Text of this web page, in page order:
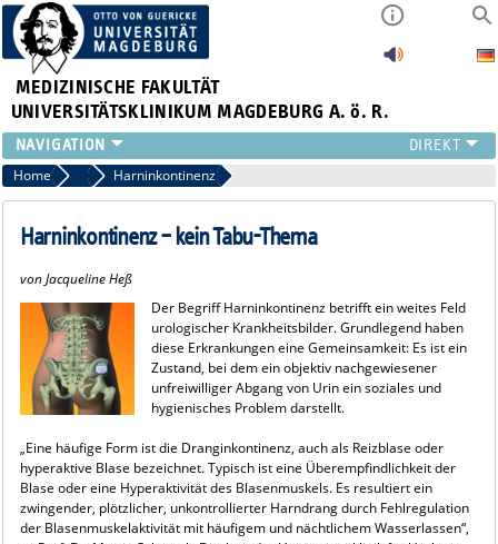
MEDIZINISCHE FAKULTÄT
UNIVERSITÄTSKLINIKUM MAGDEBURG A. ö. R.
INSTITUTE
KLINIKEN
ZENTRALE EINRICHTUNGEN
PRESSE
ÜBER UNS
INTERNATIONAL
INTRANET
Home Ratgeber Gesundheit
Harninkontinenz
Harninkontinenz – kein Tabu-Thema
von Jacqueline Heß
Der Begriff Harninkontinenz betrifft ein weites Feld
urologischer Krankheitsbilder. Grundlegend haben
diese Erkrankungen eine Gemeinsamkeit: Es ist ein
Zustand, bei dem ein objektiv nachgewiesener
unfreiwilliger Abgang von Urin ein soziales und
hygienisches Problem darstellt.
„Eine häufige Form ist die Dranginkontinenz, auch als Reizblase oder
hyperaktive Blase bezeichnet. Typisch ist eine Überempfindlichkeit der
Blase oder eine Hyperaktivität des Blasenmuskels. Es resultiert ein
zwingender, plötzlicher, unkontrollierter Harndrang durch Fehlregulation
der Blasenmuskelaktivität mit häufigem und nächtlichem Wasserlassen“,